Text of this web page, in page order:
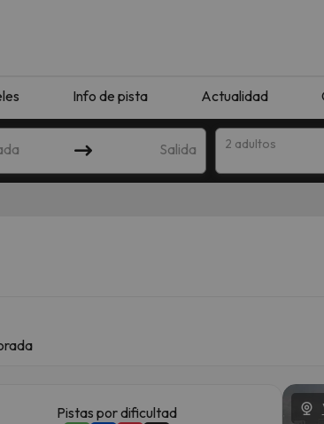
Info de pista Actualidad
Salida 2 adultos
Pistas por dificultad